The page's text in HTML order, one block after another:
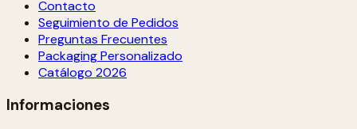
Contacto
Seguimiento de Pedidos
Preguntas Frecuentes
Packaging Personalizado
Catálogo 2026
Informaciones